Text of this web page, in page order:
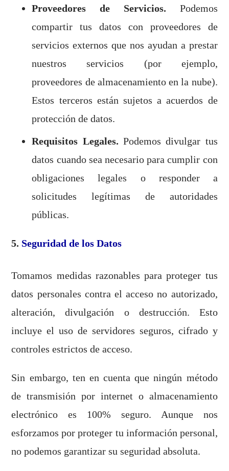
Proveedores de Servicios. Podemos
compartir tus datos con proveedores de
servicios externos que nos ayudan a prestar
nuestros servicios (por ejemplo,
proveedores de almacenamiento en la nube).
Estos terceros están sujetos a acuerdos de
protección de datos.
Requisitos Legales. Podemos divulgar tus
datos cuando sea necesario para cumplir con
obligaciones legales o responder a
solicitudes legítimas de autoridades
públicas.
5. Seguridad de los Datos
Tomamos medidas razonables para proteger tus
datos personales contra el acceso no autorizado,
alteración, divulgación o destrucción. Esto
incluye el uso de servidores seguros, cifrado y
controles estrictos de acceso.
Sin embargo, ten en cuenta que ningún método
de transmisión por internet o almacenamiento
electrónico es 100% seguro. Aunque nos
esforzamos por proteger tu información personal,
no podemos garantizar su seguridad absoluta.